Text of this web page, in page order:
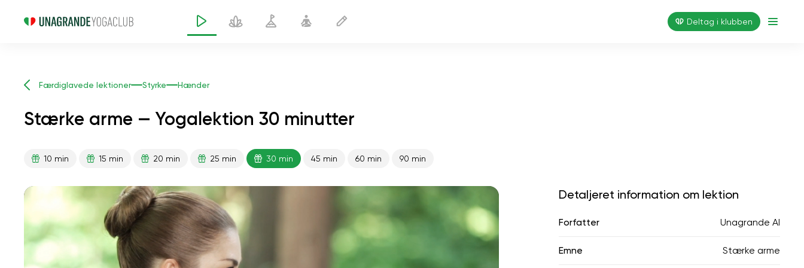
Deltag i klubben
Færdiglavede lektioner Styrke Hænder
Stærke arme — Yogalektion 30 minutter
10 min 15 min 20 min 25 min 30 min 45 min 60 min 90 min
Detaljeret information om lektion
Forfatter Unagrande AI
Emne Stærke arme